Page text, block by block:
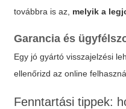
továbbra is az, melyik a
Garancia és
Egy jó gyártó visszajelzési
ellenőrizd az online
Fenntartási tippek: